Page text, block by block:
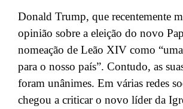
Donald Trump, que recentemente
opinião sobre a eleição do novo
nomeação de Leão XIV como
para o nosso país”. Contudo, as
foram unânimes. Em várias redes
chegou a criticar o novo líder da